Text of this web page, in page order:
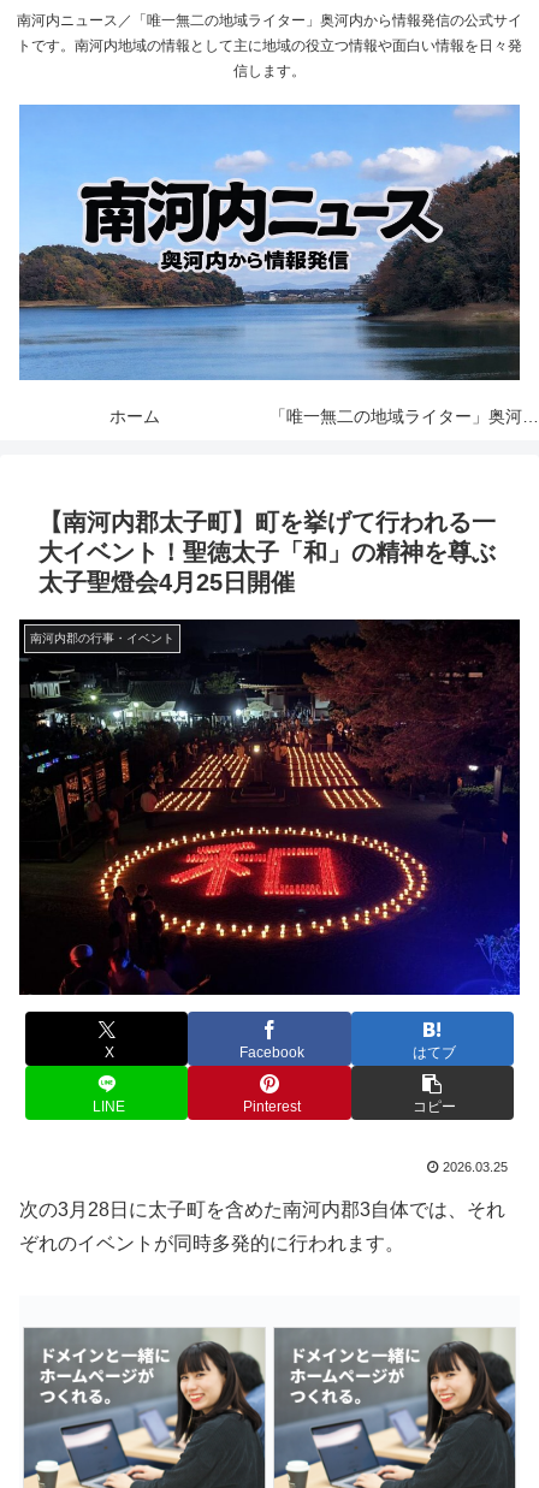
南河内ニュース／「唯一無二の地域ライター」奥河内から情報発信の公式サイ
トです。南河内地域の情報として主に地域の役立つ情報や面白い情報を日々発
信します。
ホーム
【南河内郡太子町】町を挙げて行われる一
大イベント！聖徳太子「和」の精神を尊ぶ
太子聖燈会4月25日開催
南河内郡の行事・イベント
X Facebook はてブ
LINE Pinterest コピー
2026.03.25
次の3月28日に太子町を含めた南河内郡3自体では、それ
ぞれのイベントが同時多発的に行われます。